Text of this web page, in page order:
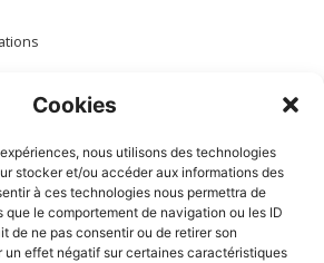
Cookies
nous utilisons des technologies
stocker et/ou accéder aux informations des
à ces technologies nous permettra de
que le comportement de navigation ou les ID
de ne pas consentir ou de retirer son
effet négatif sur certaines caractéristiques